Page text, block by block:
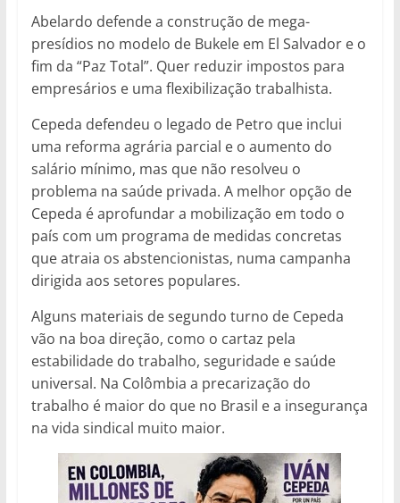
Abelardo defende a construção de mega-
presídios no modelo de Bukele em El Salvador e o
fim da “Paz Total”. Quer reduzir impostos para
empresários e uma flexibilização trabalhista.
Cepeda defendeu o legado de Petro que inclui
uma reforma agrária parcial e o aumento do
salário mínimo, mas que não resolveu o
problema na saúde privada. A melhor opção de
Cepeda é aprofundar a mobilização em todo o
país com um programa de medidas concretas
que atraia os abstencionistas, numa campanha
dirigida aos setores populares.
Alguns materiais de segundo turno de Cepeda
vão na boa direção, como o cartaz pela
estabilidade do trabalho, seguridade e saúde
universal. Na Colômbia a precarização do
trabalho é maior do que no Brasil e a insegurança
na vida sindical muito maior.